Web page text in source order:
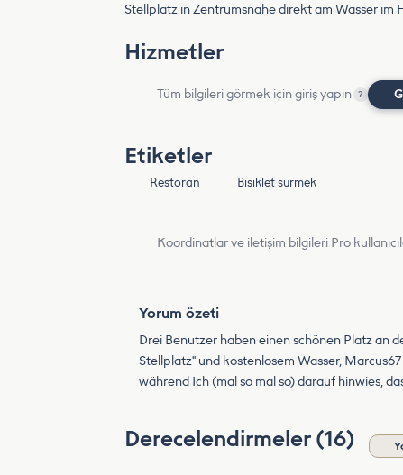
Stellplatz in Zentrumsnähe direkt am Wasser
Hizmetler
Tüm bilgileri görmek için giriş yapın ?
Etiketler
Restoran Bisiklet sürmek
Koordinatlar ve iletişim bilgileri Pro
Yorum özeti
Drei Benutzer haben einen schönen Platz an
Stellplatz" und kostenlosem Wasser,
während Ich (mal so mal so) darauf hinwies,
Derecelendirmeler (16)